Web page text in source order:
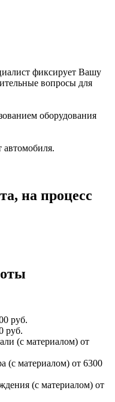
фиксирует Вашу
вопросы для
оборудования
автомобиля.
на процесс
руб.
руб.
(с материалом) от
(с материалом) от 6300
(с материалом) от